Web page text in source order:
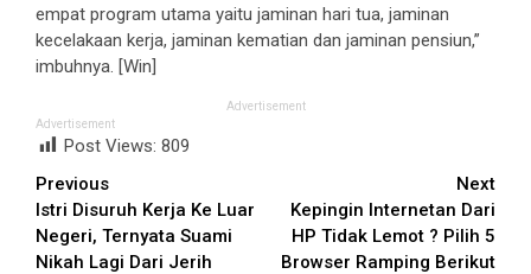
empat program utama yaitu jaminan hari tua, jaminan
kecelakaan kerja, jaminan kematian dan jaminan pensiun,”
imbuhnya. [Win]
Advertisement
Advertisement
Post Views: 809
Continue
Reading
Previous
Istri Disuruh Kerja Ke Luar
Negeri, Ternyata Suami
Nikah Lagi Dari Jerih
Next
Kepingin Internetan Dari
HP Tidak Lemot ? Pilih 5
Browser Ramping Berikut